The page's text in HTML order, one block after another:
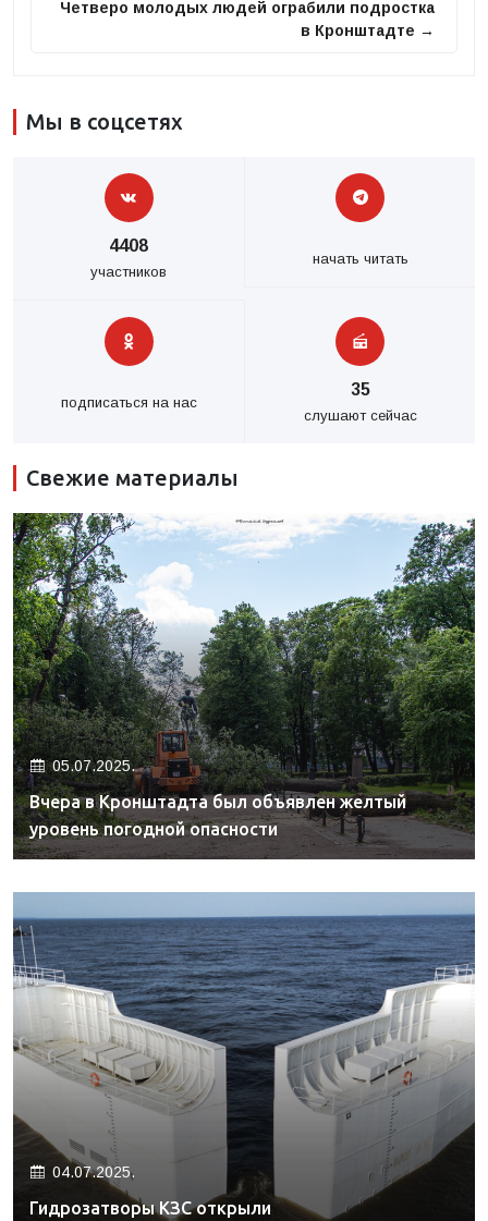
Четверо молодых людей ограбили подростка
в Кронштадте →
Мы в соцсетях
4408
участников
начать читать
подписаться на нас
35
слушают сейчас
Свежие материалы
05.07.2025.
Вчера в Кронштадта был объявлен желтый
уровень погодной опасности
04.07.2025.
Гидрозатворы КЗС открыли